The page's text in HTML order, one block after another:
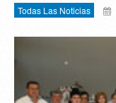
Todas Las Noticias